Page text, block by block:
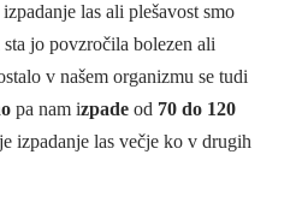
las ali plešavost smo
jo povzročila bolezen ali
v našem organizmu se tudi
pa nam izpadeod 70 do 120
izpadanje las večje ko v drugih